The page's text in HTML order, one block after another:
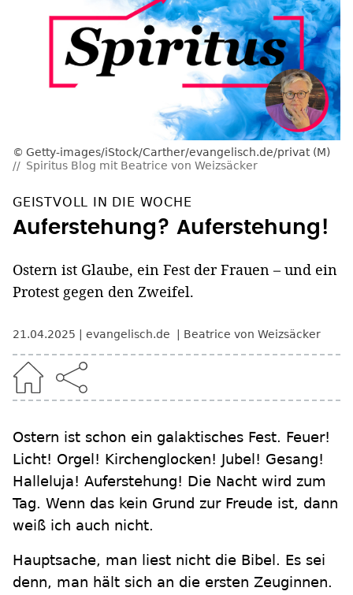
Getty-images/iStock/Carther/evangelisch.de/privat (M)
Spiritus Blog mit Beatrice von Weizsäcker
GEISTVOLL IN DIE WOCHE
Auferstehung? Auferstehung!
Ostern ist Glaube, ein Fest der Frauen – und ein
Protest gegen den Zweifel.
21.04.2025 evangelisch.de Beatrice von Weizsäcker
Ostern ist schon ein galaktisches Fest. Feuer!
Licht! Orgel! Kirchenglocken! Jubel! Gesang!
Halleluja! Auferstehung! Die Nacht wird zum
Tag. Wenn das kein Grund zur Freude ist, dann
weiß ich auch nicht.
Hauptsache, man liest nicht die Bibel. Es sei
denn, man hält sich an die ersten Zeuginnen.